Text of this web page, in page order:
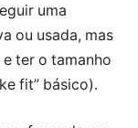
uma
ou usada, mas
ter o tamanho
fit” básico).